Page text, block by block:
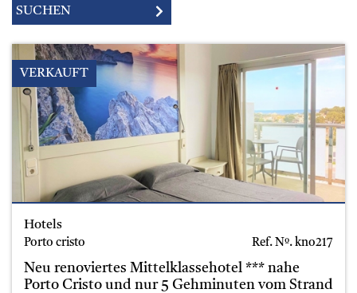
VERKAUFT
Hotels
Porto cristo Ref. Nº. kno217
Neu renoviertes Mittelklassehotel *** nahe
Porto Cristo und nur 5 Gehminuten vom Strand